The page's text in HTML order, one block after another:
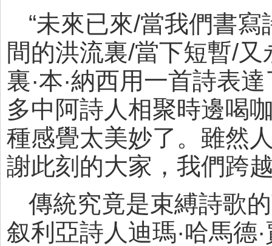
“未來已來/當我們書
間的洪流裏/當下短暫/
裏·本·納西用一首詩表
多中阿詩人相聚時邊喝
種感覺太美妙了。雖然
謝此刻的大家，我們跨
傳統究竟是束縛詩歌
叙利亞詩人迪瑪·哈馬德